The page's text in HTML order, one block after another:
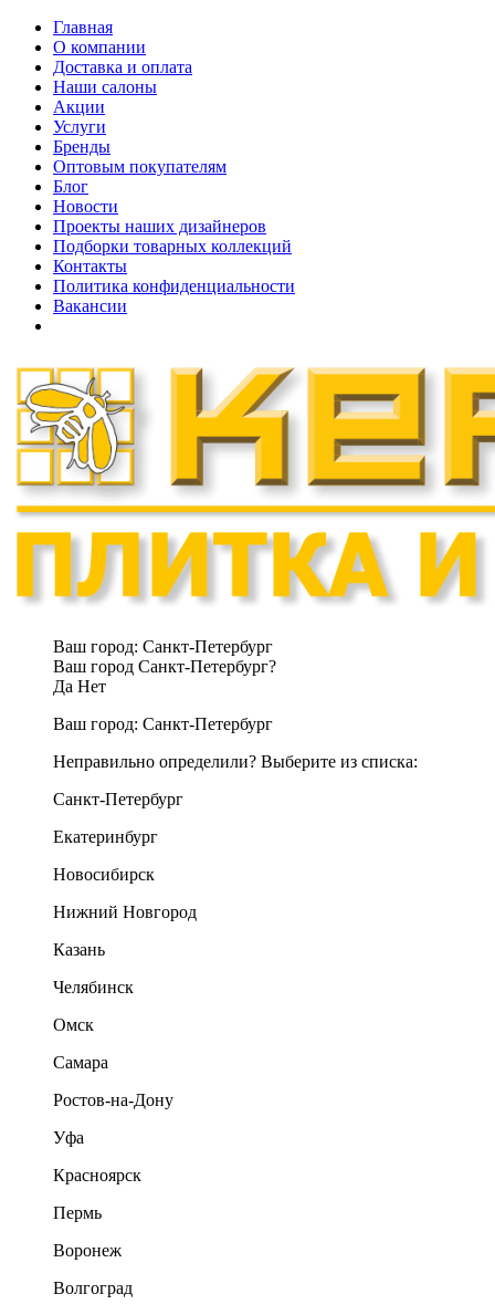
Главная
О компании
Доставка и оплата
Наши cалоны
Акции
Услуги
Бренды
Оптовым покупателям
Блог
Новости
Проекты наших дизайнеров
Подборки товарных коллекций
Контакты
Политика конфиденциальности
Вакансии
Ваш город: Санкт-Петербург
Ваш город Санкт-Петербург?
Да Нет
Ваш город: Санкт-Петербург
Неправильно определили? Выберите из списка:
Санкт-Петербург
Екатеринбург
Новосибирск
Нижний Новгород
Казань
Челябинск
Омск
Самара
Ростов-на-Дону
Уфа
Красноярск
Пермь
Воронеж
Волгоград